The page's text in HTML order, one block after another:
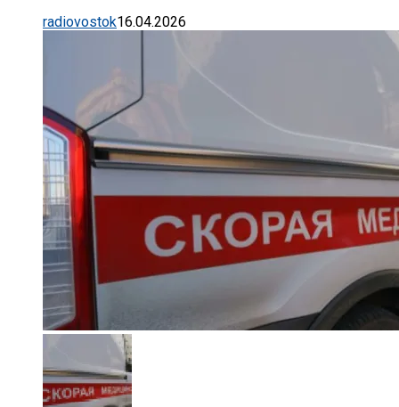
radiovostok16.04.2026